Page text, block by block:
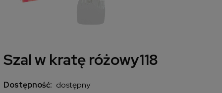
Szal w kratę różowy118
Dostępność: dostępny